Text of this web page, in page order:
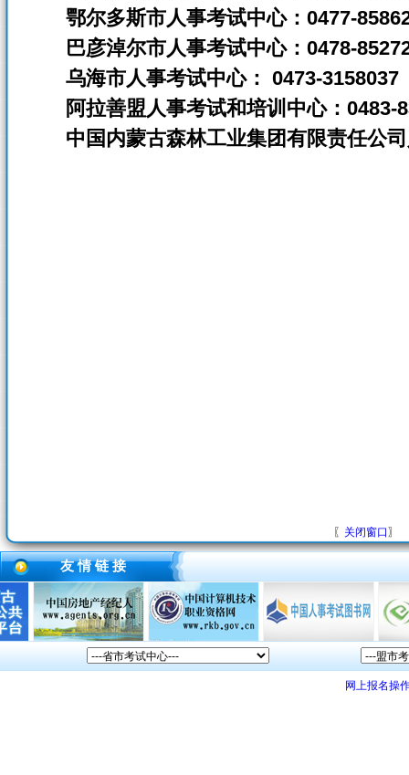
鄂尔多斯市人事考试中心：0477-
巴彦淖尔市人事考试中心：0478-
乌海市人事考试中心： 0473-3158037
阿拉善盟人事考试和培训中心：0483-
中国内蒙古森林工业集团有限责任公司
〖 关闭窗口 〗
友 情 链 接
网上报名操